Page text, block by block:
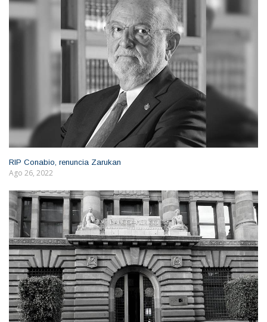
RIP Conabio, renuncia Zarukan
Ago 26, 2022